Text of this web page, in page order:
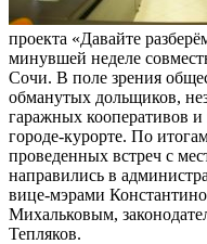
проекта «Давайте
минувшей неделе
Сочи. В поле зрения
обманутых дольщиков,
гаражных кооперативов и
городе-курорте. По
проведенных встреч с
направились в
вице-мэрами
Михальковым,
Тепляков.